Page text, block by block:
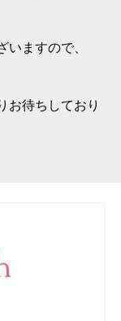
ますので、
お待ちしており